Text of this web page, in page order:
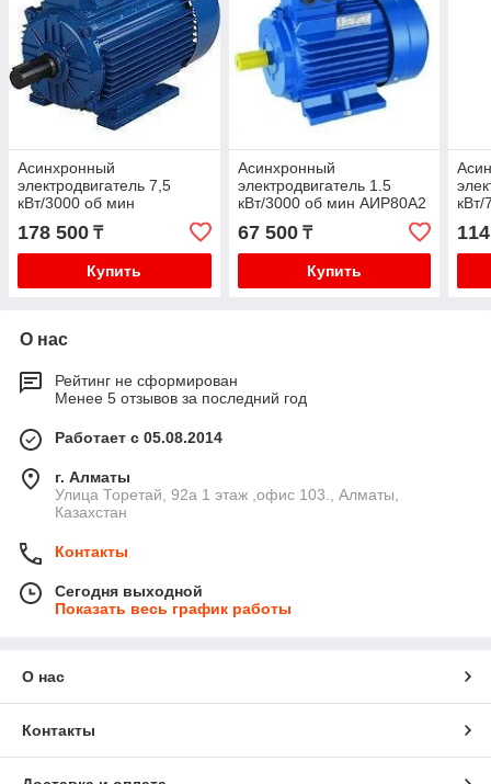
Асинхронный
электродвигатель 7,5
кВт/3000 об мин
АИР112М2
178 500 ₸
Купить
Асинхронный
электродвигатель 1.5
кВт/3000 об мин АИР80А2
67 500₸
Купить
О нас
Рейтинг не сформирован
Менее 5 отзывов за последний год
Работает с 05.08.2014
г. Алматы
​Улица Торетай, 92а​ 1 этаж ,офис 103., Алматы,
Казахстан
Контакты
Сегодня выходной
Показать весь график работы
О нас
Контакты